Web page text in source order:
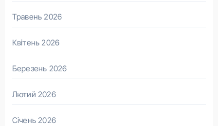
Травень 2026
Квітень 2026
Березень 2026
Лютий 2026
Січень 2026